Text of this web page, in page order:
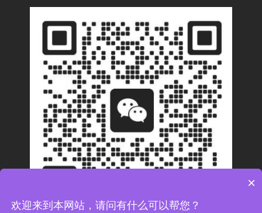
×
欢迎来到本网站，请问有什么可以帮您？